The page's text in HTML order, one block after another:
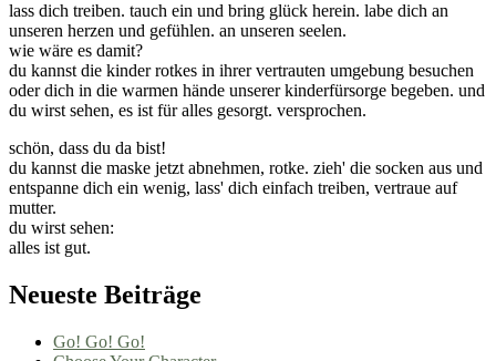
lass dich treiben. tauch ein und bring glück herein. labe dich an
unseren herzen und gefühlen. an unseren seelen.
wie wäre es damit?
du kannst die kinder rotkes in ihrer vertrauten umgebung besuchen
oder dich in die warmen hände unserer kinderfürsorge begeben. und
du wirst sehen, es ist für alles gesorgt. versprochen.
schön, dass du da bist!
du kannst die maske jetzt abnehmen, rotke. zieh' die socken aus und
entspanne dich ein wenig, lass' dich einfach treiben, vertraue auf
mutter.
du wirst sehen:
alles ist gut.
Neueste Beiträge
Go! Go! Go!